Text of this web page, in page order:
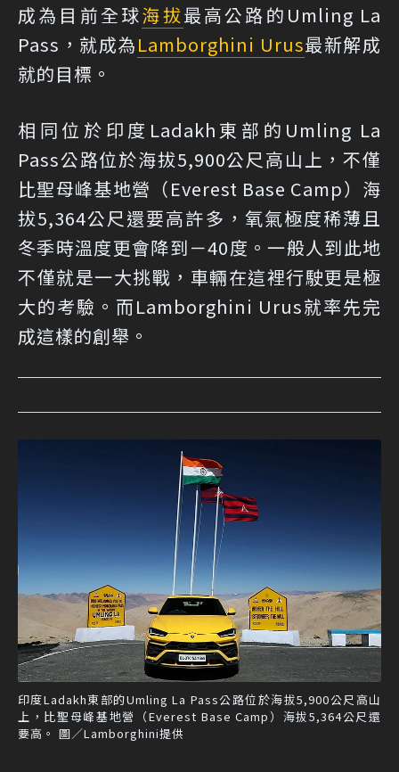
成為目前全球海拔最高公路的Umling La
Pass，就成為Lamborghini Urus最新解成
就的目標。
相同位於印度Ladakh東部的Umling La
Pass公路位於海拔5,900公尺高山上，不僅
比聖母峰基地營（Everest Base Camp）海
拔5,364公尺還要高許多，氧氣極度稀薄且
冬季時溫度更會降到－40度。一般人到此地
不僅就是一大挑戰，車輛在這裡行駛更是極
大的考驗。而Lamborghini Urus就率先完
成這樣的創舉。
印度Ladakh東部的Umling La Pass公路位於海拔5,900公尺高山
上，比聖母峰基地營（Everest Base Camp）海拔5,364公尺還
要高。 圖／Lamborghini提供